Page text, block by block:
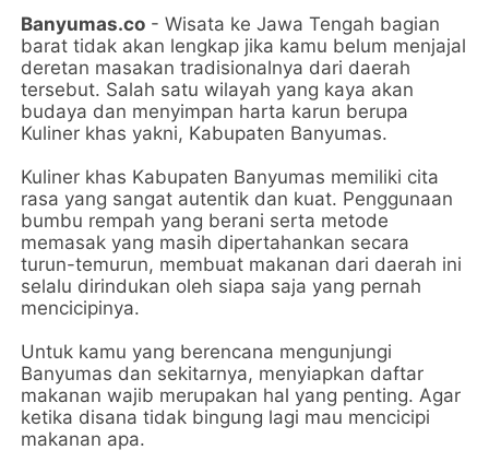
Banyumas.co - Wisata ke Jawa Tengah bagian
barat tidak akan lengkap jika kamu belum menjajal
deretan masakan tradisionalnya dari daerah
tersebut. Salah satu wilayah yang kaya akan
budaya dan menyimpan harta karun berupa
Kuliner khas yakni, Kabupaten Banyumas.
Kuliner khas Kabupaten Banyumas memiliki cita
rasa yang sangat autentik dan kuat. Penggunaan
bumbu rempah yang berani serta metode
memasak yang masih dipertahankan secara
turun-temurun, membuat makanan dari daerah ini
selalu dirindukan oleh siapa saja yang pernah
mencicipinya.
Untuk kamu yang berencana mengunjungi
Banyumas dan sekitarnya, menyiapkan daftar
makanan wajib merupakan hal yang penting. Agar
ketika disana tidak bingung lagi mau mencicipi
makanan apa.